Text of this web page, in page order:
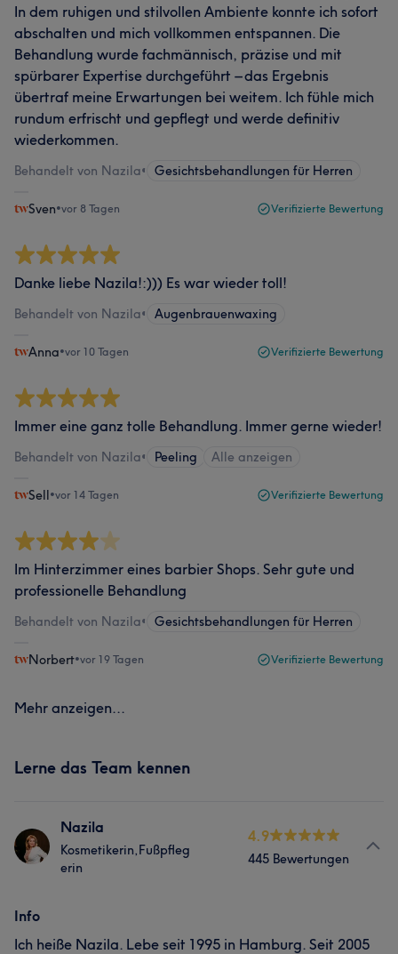
In dem ruhigen und stilvollen Ambiente konnte ich sofort
abschalten und mich vollkommen entspannen. Die
Behandlung wurde fachmännisch, präzise und mit
spürbarer Expertise durchgeführt – das Ergebnis
übertraf meine Erwartungen bei weitem. Ich fühle mich
rundum erfrischt und gepflegt und werde definitiv
wiederkommen.
Behandelt von Nazila• Gesichtsbehandlungen für Herren
Sven•vor 8 Tagen Verifizierte Bewertung
Danke liebe Nazila!:))) Es war wieder toll!
Behandelt von Nazila• Augenbrauenwaxing
Anna•vor 10 Tagen Verifizierte Bewertung
Immer eine ganz tolle Behandlung. Immer gerne wieder!
Behandelt von Nazila• Peeling Alle anzeigen
Sell•vor 14 Tagen Verifizierte Bewertung
Im Hinterzimmer eines barbier Shops. Sehr gute und
professionelle Behandlung
Behandelt von Nazila• Gesichtsbehandlungen für Herren
Norbert•vor 19 Tagen Verifizierte Bewertung
Mehr anzeigen...
Lerne das Team kennen
Nazila
Kosmetikerin,Fußpfleg
erin
4.9
445 Bewertungen
Info
Ich heiße Nazila. Lebe seit 1995 in Hamburg. Seit 2005